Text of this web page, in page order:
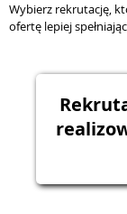
Wybierz rekrutację,
ofertę lepiej